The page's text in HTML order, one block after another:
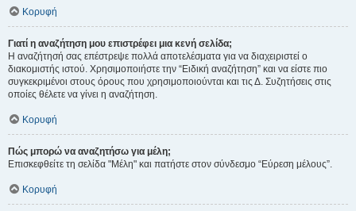
Κορυφή
Γιατί η αναζήτηση μου επιστρέφει μια κενή σελίδα;
Η αναζήτησή σας επέστρεψε πολλά αποτελέσματα για να διαχειριστεί ο
διακομιστής ιστού. Χρησιμοποιήστε την “Ειδική αναζήτηση” και να είστε πιο
συγκεκριμένοι στους όρους που χρησιμοποιούνται και τις Δ. Συζητήσεις στις
οποίες θέλετε να γίνει η αναζήτηση.
Κορυφή
Πώς μπορώ να αναζητήσω για μέλη;
Επισκεφθείτε τη σελίδα "Μέλη" και πατήστε στον σύνδεσμο “Εύρεση μέλους”.
Κορυφή